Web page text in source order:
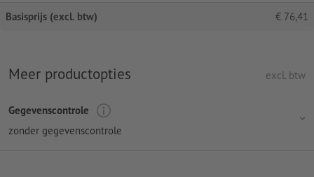
Basisprijs (excl. btw) € 76,41
Meer productopties excl. btw
Gegevenscontrole
zonder gegevenscontrole